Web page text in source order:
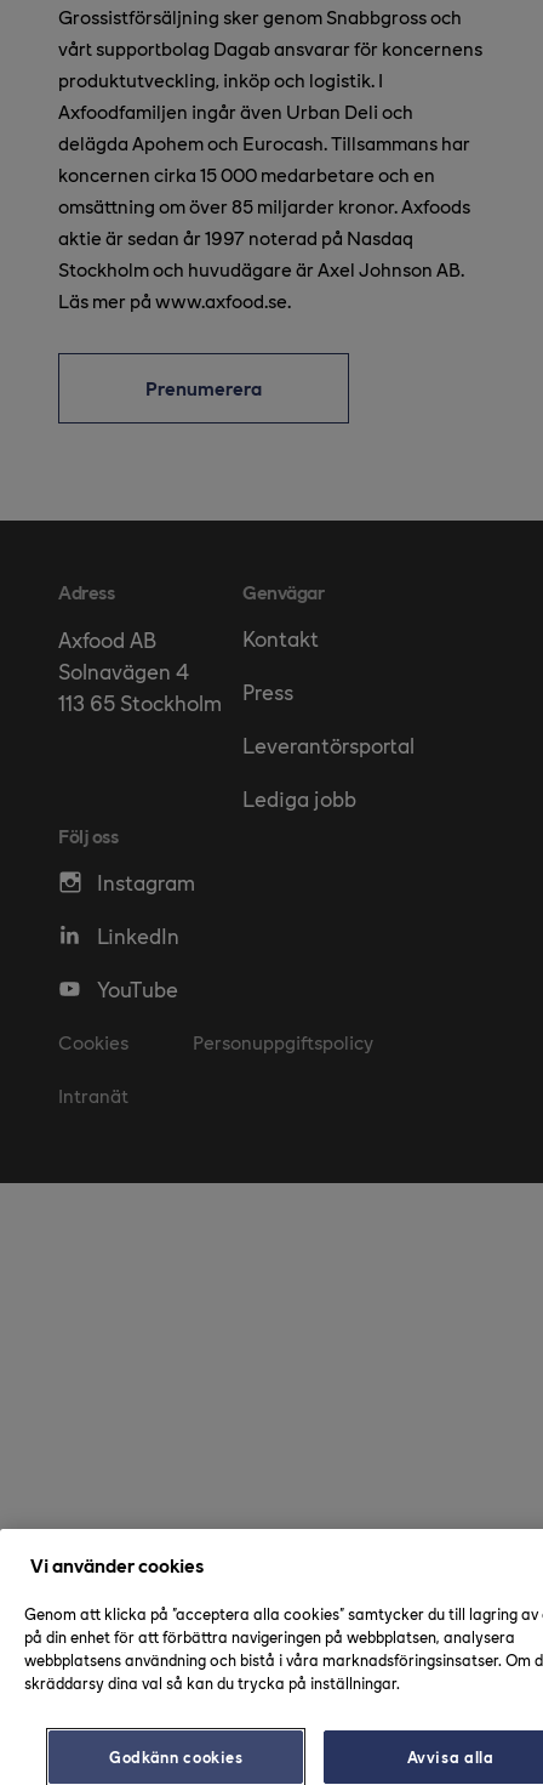
Grossistförsäljning sker genom Snabbgross och
vårt supportbolag Dagab ansvarar för koncernens
produktutveckling, inköp och logistik. I
Axfoodfamiljen ingår även Urban Deli och
delägda Apohem och Eurocash. Tillsammans har
koncernen cirka 15 000 medarbetare och en
omsättning om över 85 miljarder kronor. Axfoods
aktie är sedan år 1997 noterad på Nasdaq
Stockholm och huvudägare är Axel Johnson AB.
Läs mer på www.axfood.se.
Prenumerera
Adress
Axfood AB
Solnavägen 4
113 65 Stockholm
Genvägar
Kontakt
Press
Leverantörsportal
Lediga jobb
Följ oss
Instagram
LinkedIn
YouTube
Cookies Personuppgiftspolicy
Intranät
Vi använder cookies
Genom att klicka på "acceptera alla cookies" samtycker du till lagring av
på din enhet för att förbättra navigeringen på webbplatsen, analysera
webbplatsens användning och bistå i våra marknadsföringsinsatser. Om
skräddarsy dina val så kan du trycka på inställningar.
Godkänn cookies Avvisa alla